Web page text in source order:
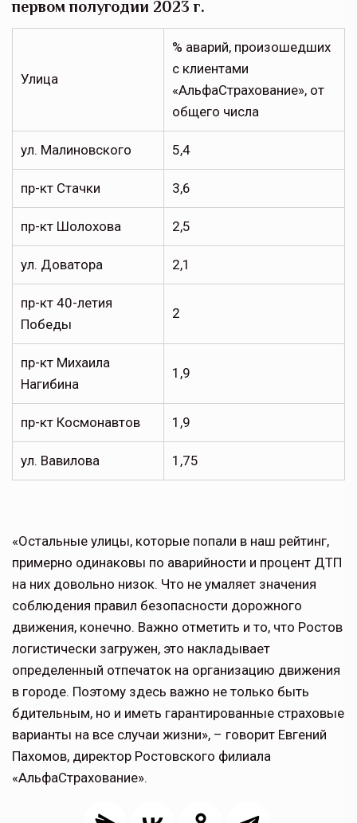
первом полугодии 2023 г.
Улица
% аварий, произошедших
с клиентами
«АльфаСтрахование», от
общего числа
ул. Малиновского 5,4
пр-кт Стачки 3,6
пр-кт Шолохова 2,5
ул. Доватора 2,1
пр-кт 40-летия
Победы
2
пр-кт Михаила
Нагибина
1,9
пр-кт Космонавтов 1,9
ул. Вавилова 1,75
«Остальные улицы, которые попали в наш рейтинг,
примерно одинаковы по аварийности и процент ДТП
на них довольно низок. Что не умаляет значения
соблюдения правил безопасности дорожного
движения, конечно. Важно отметить и то, что Ростов
логистически загружен, это накладывает
определенный отпечаток на организацию движения
в городе. Поэтому здесь важно не только быть
бдительным, но и иметь гарантированные страховые
варианты на все случаи жизни», – говорит Евгений
Пахомов, директор Ростовского филиала
«АльфаСтрахование».